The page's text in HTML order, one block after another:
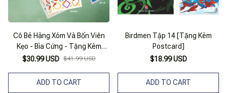
Cô Bé Hàng Xóm Và Bốn Viên
Kẹo - Bìa Cứng - Tặng Kèm
Random 1 Trong 4 Mẫu
$30.99 USD $41.99 USD
ADD TO CART
Birdmen Tập 14 [Tặng Kèm
Postcard]
$18.99 USD
ADD TO CART